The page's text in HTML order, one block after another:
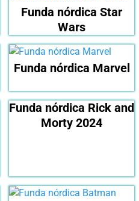
Funda nórdica Star
Wars
Funda nórdica Marvel
Funda nórdica Rick and
Morty 2024